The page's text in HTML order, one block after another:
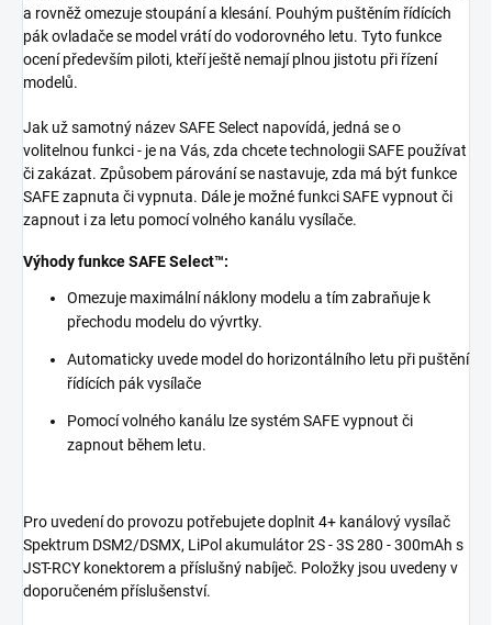
a rovněž omezuje stoupání a klesání. Pouhým puštěním řídících
pák ovladače se model vrátí do vodorovného letu. Tyto funkce
ocení především piloti, kteří ještě nemají plnou jistotu při řízení
modelů.
Jak už samotný název SAFE Select napovídá, jedná se o
volitelnou funkci - je na Vás, zda chcete technologii SAFE používat
či zakázat. Způsobem párování se nastavuje, zda má být funkce
SAFE zapnuta či vypnuta. Dále je možné funkci SAFE vypnout či
zapnout i za letu pomocí volného kanálu vysílače.
Výhody funkce SAFE Select™:
Omezuje maximální náklony modelu a tím zabraňuje k
přechodu modelu do vývrtky.
Automaticky uvede model do horizontálního letu při puštění
řídících pák vysílače
Pomocí volného kanálu lze systém SAFE vypnout či
zapnout během letu.
Pro uvedení do provozu potřebujete doplnit 4+ kanálový vysílač
Spektrum DSM2/DSMX, LiPol akumulátor 2S - 3S 280 - 300mAh s
JST-RCY konektorem a příslušný nabíječ. Položky jsou uvedeny v
doporučeném příslušenství.